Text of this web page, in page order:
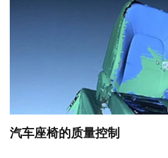
汽车座椅的质量控制